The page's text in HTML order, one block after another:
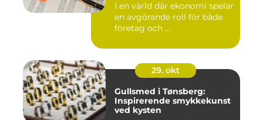
I en värld där ekonomi spelar
en avgörande roll för både
företag och ...
29. okt
Gullsmed i Tønsberg:
Inspirerende smykkekunst
ved kysten